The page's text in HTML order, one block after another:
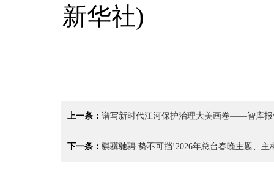
新华社)
上一条： 谱写新时代江河保护治理大美画卷——智库
下一条： 骐骥驰骋 势不可挡!2026年总台春晚主题、主